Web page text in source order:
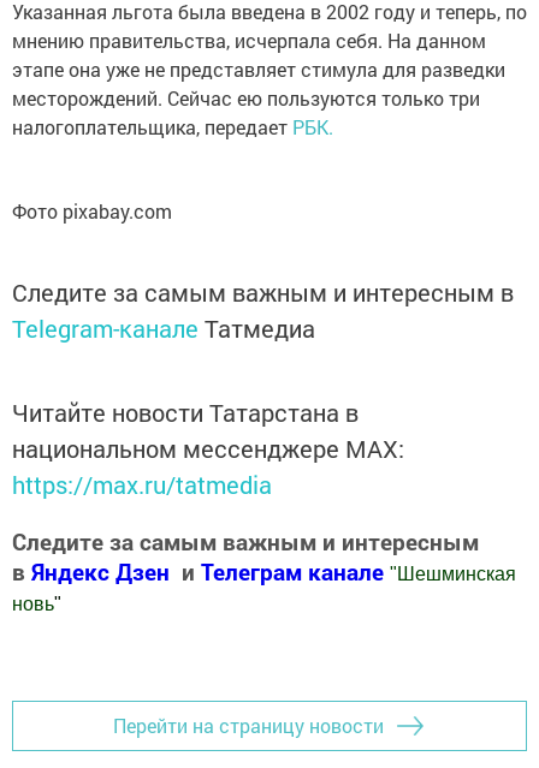
Указанная льгота была введена в 2002 году и теперь, по
мнению правительства, исчерпала себя. На данном
этапе она уже не представляет стимула для разведки
месторождений. Сейчас ею пользуются только три
налогоплательщика, передает РБК.
Фото pixabay.com
Следите за самым важным и интересным в
Telegram-канале Татмедиа
Читайте новости Татарстана в
национальном мессенджере MАХ:
https://max.ru/tatmedia
Следите за самым важным и интересным
в Яндекс Дзен и Телеграм канале " Шешминская
новь"
Перейти на страницу новости